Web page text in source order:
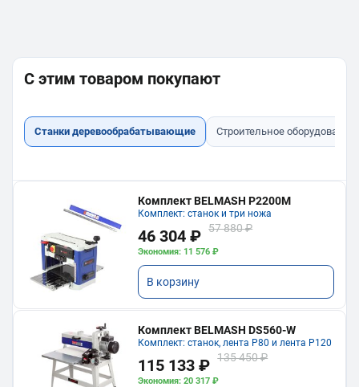
С этим товаром покупают
Станки деревообрабатывающие Строительное оборудование
Комплект BELMASH P2200M
Комплект: станок и три ножа
46 304 ₽ 57 880 ₽
Экономия: 11 576 ₽
В корзину
Комплект BELMASH DS560-W
Комплект: станок, лента P80 и лента P120
115 133 ₽ 135 450 ₽
Экономия: 20 317 ₽